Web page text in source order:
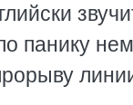
панику